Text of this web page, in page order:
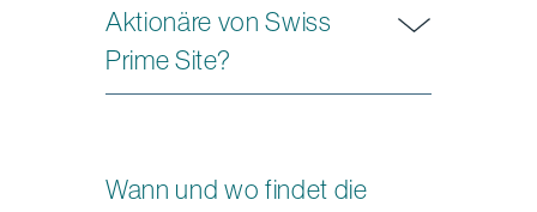
Aktionäre von Swiss
Prime Site?
Wann und wo findet die